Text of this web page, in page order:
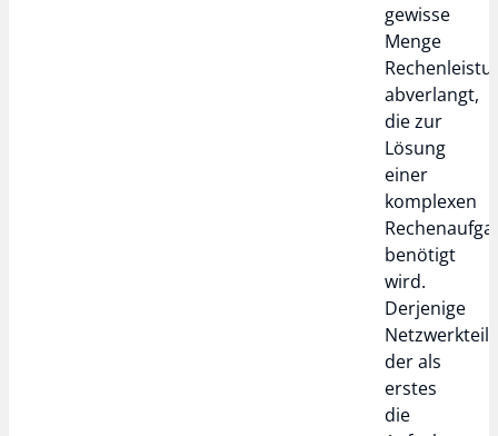
gewisse
Menge
abverlangt,
die zur
Lösung
einer
komplexen
benötigt
wird.
Derjenige
der als
erstes
die